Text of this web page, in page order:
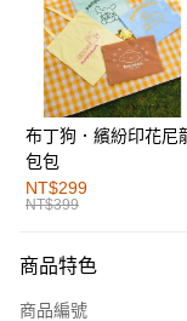
LINE Pay
街口支付
運送方式
全家取貨付款
每筆NT$60，滿
付款後全家取貨
布丁狗．繽紛印花尼
包包
NT$299
NT$399
商品特色
商品編號